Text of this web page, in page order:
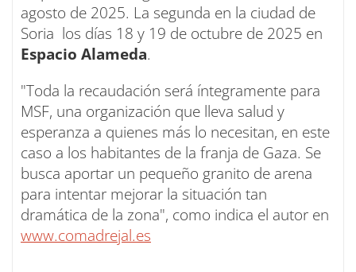
agosto de 2025. La segunda en la ciudad de
Soria los días 18 y 19 de octubre de 2025 en
Espacio Alameda.
"Toda la recaudación será íntegramente para
MSF, una organización que lleva salud y
esperanza a quienes más lo necesitan, en este
caso a los habitantes de la franja de Gaza. Se
busca aportar un pequeño granito de arena
para intentar mejorar la situación tan
dramática de la zona", como indica el autor en
www.comadrejal.es